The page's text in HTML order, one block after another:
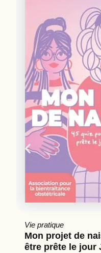
Vie pratique
Mon projet de
être prête le jour